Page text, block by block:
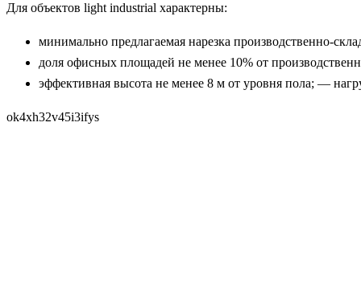
Для объектов light industrial характерны:
минимально предлагаемая нарезка производственно-
доля офисных площадей не менее 10% от
эффективная высота не менее 8 м от уровня пола; —
ok4xh32v45i3ifys